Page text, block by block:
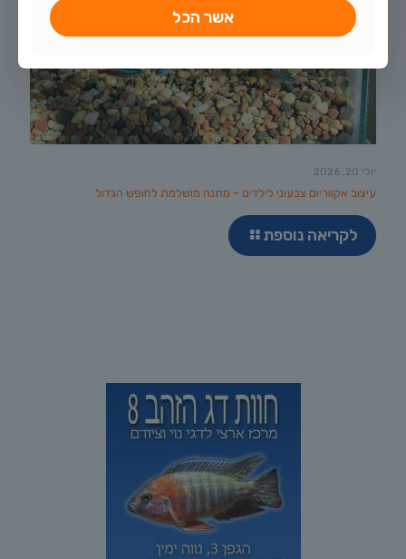
יולי 20, 2026
עיצוב אקווריום צבעוני לילדים – מתנה מושלמת לחופש הגדול
לקריאה נוספת
אשר הכל